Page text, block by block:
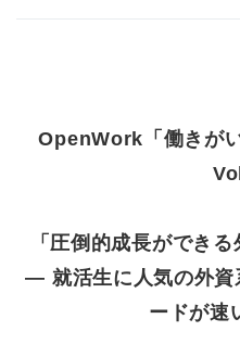
OpenWork「働きが
「圧倒的成長ができ
― 就活生に人気の外資
ードが